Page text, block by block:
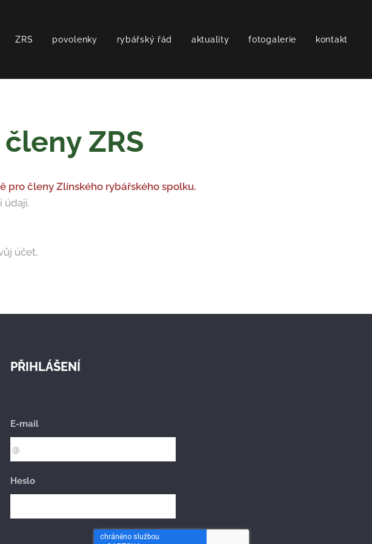
ZRS povolenky rybářský řád aktuality fotogalerie kontakt
ZRS
pro členy Zlínského rybářského spolku.
údaji.
účet,
PŘIHLÁŠENÍ
E-mail
Heslo